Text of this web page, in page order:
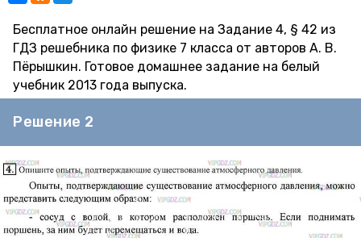
Бесплатное онлайн решение на Задание 4, § 42 из
ГДЗ решебника по физике 7 класса от авторов А. В.
Пёрышкин. Готовое домашнее задание на белый
учебник 2013 года выпуска.
Решение 2